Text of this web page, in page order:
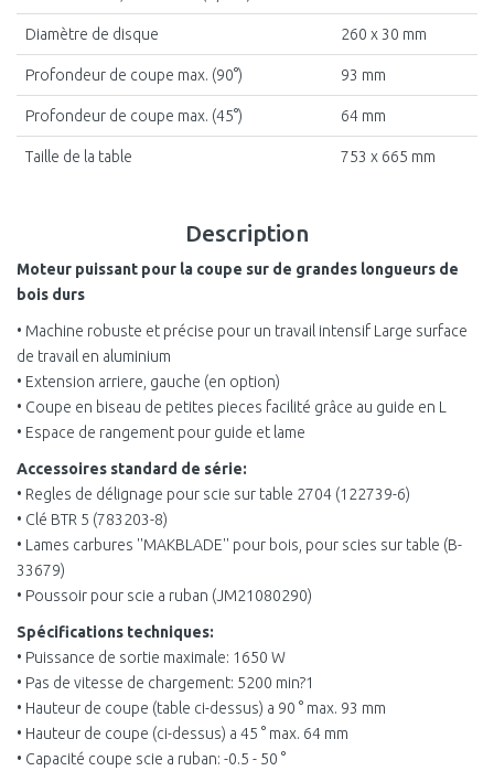
Description
Moteur puissant pour la coupe sur de grandes longueurs de
bois durs
• Machine robuste et précise pour un travail intensif Large surface
de travail en aluminium
• Extension arriere, gauche (en option)
• Coupe en biseau de petites pieces facilité grâce au guide en L
• Espace de rangement pour guide et lame
Accessoires standard de série:
• Regles de délignage pour scie sur table 2704 (122739-6)
• Clé BTR 5 (783203-8)
• Lames carbures ''MAKBLADE'' pour bois, pour scies sur table (B-
33679)
• Poussoir pour scie a ruban (JM21080290)
Spécifications techniques:
• Puissance de sortie maximale: 1650 W
• Pas de vitesse de chargement: 5200 min?1
• Hauteur de coupe (table ci-dessus) a 90 ° max. 93 mm
• Hauteur de coupe (ci-dessus) a 45 ° max. 64 mm
• Capacité coupe scie a ruban: -0.5 - 50 °
Diamètre de disque 260 x 30 mm
Profondeur de coupe max. (90°) 93 mm
Profondeur de coupe max. (45°) 64 mm
Taille de la table 753 x 665 mm